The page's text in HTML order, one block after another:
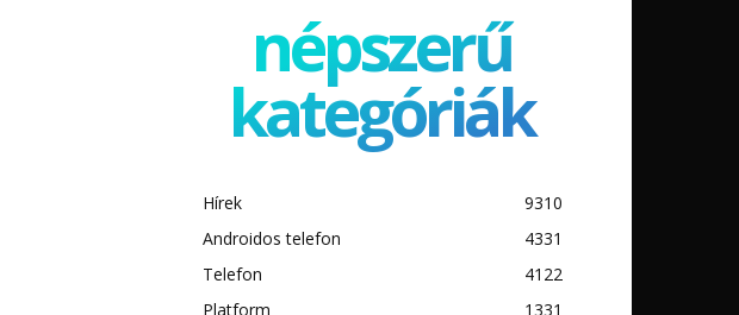
népszerű
kategóriák
Hírek
9310
Androidos telefon
4331
Telefon
4122
Platform
1331